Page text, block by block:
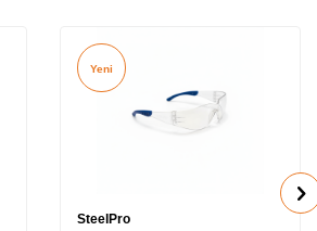
Yeni
SteelPro